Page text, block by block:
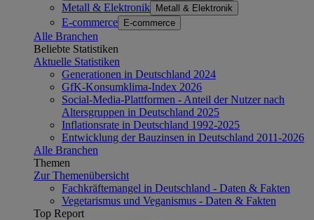
Metall & Elektronik Metall & Elektronik
E-commerce E-commerce
Alle Branchen
Beliebte Statistiken
Aktuelle Statistiken
Generationen in Deutschland 2024
GfK-Konsumklima-Index 2026
Social-Media-Plattformen - Anteil der Nutzer nach
Altersgruppen in Deutschland 2025
Inflationsrate in Deutschland 1992-2025
Entwicklung der Bauzinsen in Deutschland 2011-2026
Alle Branchen
Themen
Zur Themenübersicht
Fachkräftemangel in Deutschland - Daten & Fakten
Vegetarismus und Veganismus - Daten & Fakten
Top Report